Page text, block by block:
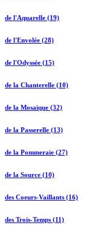
de l'Aquarelle (19)
de l'Envolée (28)
de l'Odyssée (15)
de la Chanterelle (10)
de la Mosaïque (32)
de la Passerelle (13)
de la Pommeraie (27)
de la Source (10)
des Coeurs-Vaillants (16)
des Trois-Temps (11)